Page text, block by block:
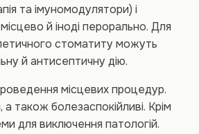
та імуномодулятори) і
й іноді перорально. Для
стоматиту можуть
й антисептичну дію.
місцевих процедур.
також болезаспокійливі. Крім
для виключення патологій.